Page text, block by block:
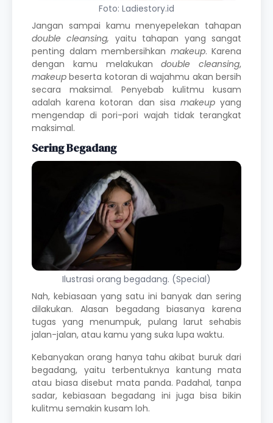
Foto: Ladiestory.id
Jangan sampai kamu menyepelekan tahapan
double cleansing, yaitu tahapan yang sangat
penting dalam membersihkan makeup. Karena
dengan kamu melakukandouble cleansing,
makeup beserta kotoran di wajahmu akan bersih
secara maksimal. Penyebab kulitmu kusam
adalah karena kotoran dan sisa makeupyang
mengendap di pori-pori wajah tidak terangkat
maksimal.
Sering Begadang
Ilustrasi orang begadang. (Special)
Nah, kebiasaan yang satu ini banyak dan sering
dilakukan. Alasan begadang biasanya karena
tugas yang menumpuk, pulang larut sehabis
jalan-jalan, atau kamu yang suka lupa waktu.
Kebanyakan orang hanya tahu akibat buruk dari
begadang, yaitu terbentuknya kantung mata
atau biasa disebut mata panda. Padahal, tanpa
sadar, kebiasaan begadang ini juga bisa bikin
kulitmu semakin kusam loh.